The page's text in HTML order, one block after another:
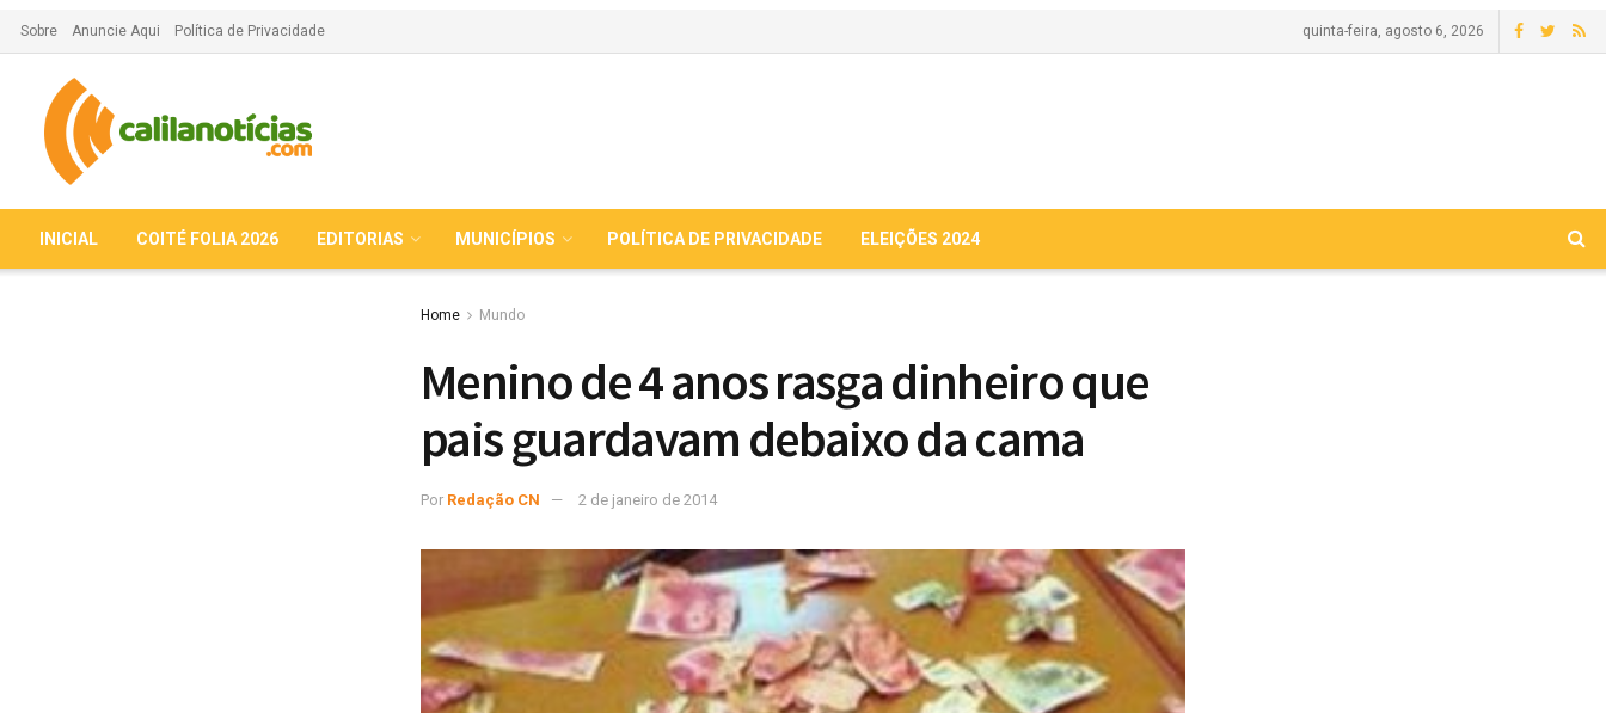
Sobre Anuncie Aqui Política de Privacidade quinta-feira, agosto 6, 2026
INICIAL COITÉ FOLIA 2026 EDITORIAS MUNICÍPIOS POLÍTICA DE PRIVACIDADE ELEIÇÕES 2024
Home Mundo
Menino de 4 anos rasga dinheiro que
pais guardavam debaixo da cama
Por Redação CN 2 de janeiro de 2014